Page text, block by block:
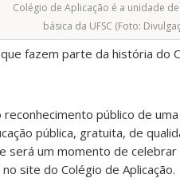
Colégio de Aplicação é a unidade
básica da UFSC (Foto:
fazem parte da história do
público de
pública, gratuita, de
será um momento de
site do Colégio de Aplicação.